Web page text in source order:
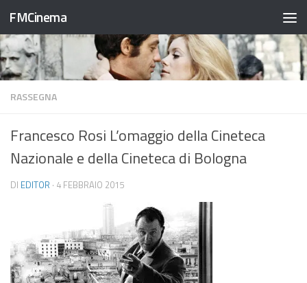
Salta al contenuto
FMCinema
RASSEGNA
Francesco Rosi L’omaggio della Cineteca
Nazionale e della Cineteca di Bologna
DI EDITOR · 4 FEBBRAIO 2015